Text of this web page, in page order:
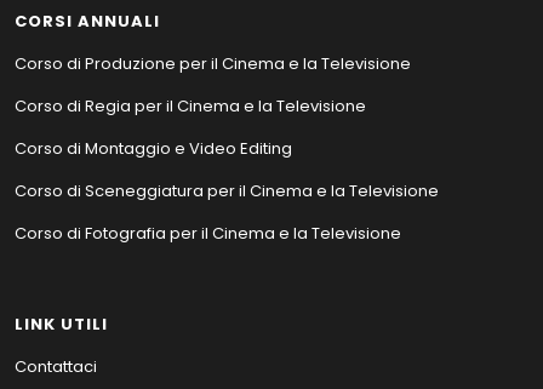
CORSI ANNUALI
Corso di Produzione per il Cinema e la Televisione
Corso di Regia per il Cinema e la Televisione
Corso di Montaggio e Video Editing
Corso di Sceneggiatura per il Cinema e la Televisione
Corso di Fotografia per il Cinema e la Televisione
LINK UTILI
Contattaci